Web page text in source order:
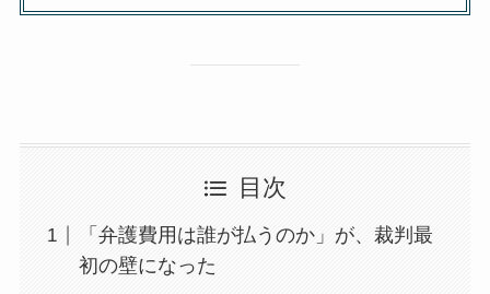
目次
「弁護費用は誰が払うのか」が、裁判最
初の壁になった